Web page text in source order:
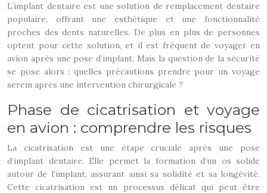
L’implant dentaire est une solution de remplacement dentaire
populaire, offrant une esthétique et une fonctionnalité
proches des dents naturelles. De plus en plus de personnes
optent pour cette solution, et il est fréquent de voyager en
avion après une pose d’implant. Mais la question de la sécurité
se pose alors : quelles précautions prendre pour un voyage
serein après une intervention chirurgicale ?
Phase de cicatrisation et voyage
en avion : comprendre les risques
La cicatrisation est une étape cruciale après une pose
d’implant dentaire. Elle permet la formation d’un os solide
autour de l’implant, assurant ainsi sa solidité et sa longévité.
Cette cicatrisation est un processus délicat qui peut être